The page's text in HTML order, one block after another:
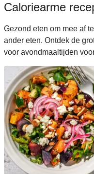
Caloriearme
Gezond eten om mee af
ander eten. Ontdek de
voor avondmaaltijden